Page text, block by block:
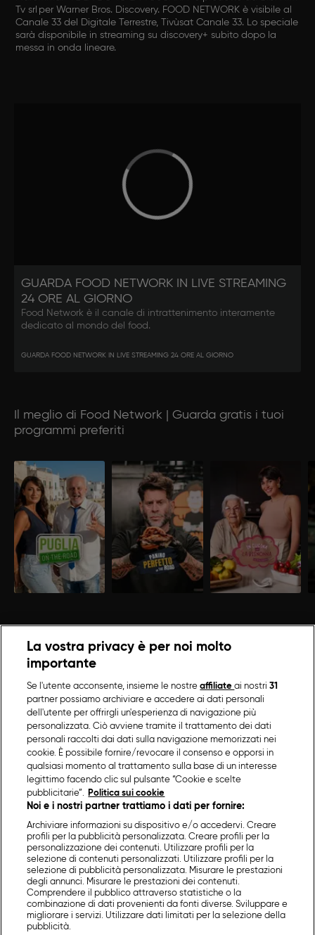
Tv srl per Warner Bros. Discovery. FOOD NETWORK è visibile al
Canale 33 del Digitale Terrestre, Tivùsat Canale 33. Lo speciale
sarà disponibile in streaming su discovery+ subito dopo la
messa in onda lineare.
GUARDA FOOD NETWORK IN LIVE STREAMING
24 ORE AL GIORNO
Food Network è il canale di intrattenimento interamente
dedicato al mondo del food.
GUARDA FOOD NETWORK IN LIVE STREAMING 24 ORE AL GIORNO
Il meglio di Food Network | Guarda gratis i tuoi
programmi preferiti
La vostra privacy è per noi molto
importante
Se l'utente acconsente, insieme le nostreaffiliateai nostri31
partner possiamo archiviare e accedere ai dati personali
dell'utente per offrirgli un'esperienza di navigazione più
personalizzata. Ciò avviene tramite il trattamento dei dati
personali raccolti dai dati sulla navigazione memorizzati nei
cookie. È possibile fornire/revocare il consenso e opporsi in
qualsiasi momento al trattamento sulla base di un interesse
legittimo facendo clic sul pulsante “Cookie e scelte
pubblicitarie”.
Politica sui cookie
Noi e i nostri partner trattiamo i dati per fornire:
Archiviare informazioni su dispositivo e/o accedervi. Creare
profili per la pubblicità personalizzata. Creare profili per la
personalizzazione dei contenuti. Utilizzare profili per la
selezione di contenuti personalizzati. Utilizzare profili per la
selezione di pubblicità personalizzata. Misurare le prestazioni
degli annunci. Misurare le prestazioni dei contenuti.
Comprendere il pubblico attraverso statistiche o la
combinazione di dati provenienti da fonti diverse. Sviluppare e
migliorare i servizi. Utilizzare dati limitati per la selezione della
pubblicità.